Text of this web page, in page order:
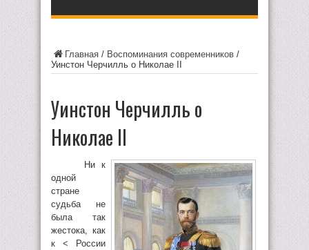
Главная / Воспоминания современников /
Уинстон Черчилль о Николае II
Уинстон Черчилль о
Николае II
Ни к
одной
стране
судьба не
была так
жестока, как
к < России